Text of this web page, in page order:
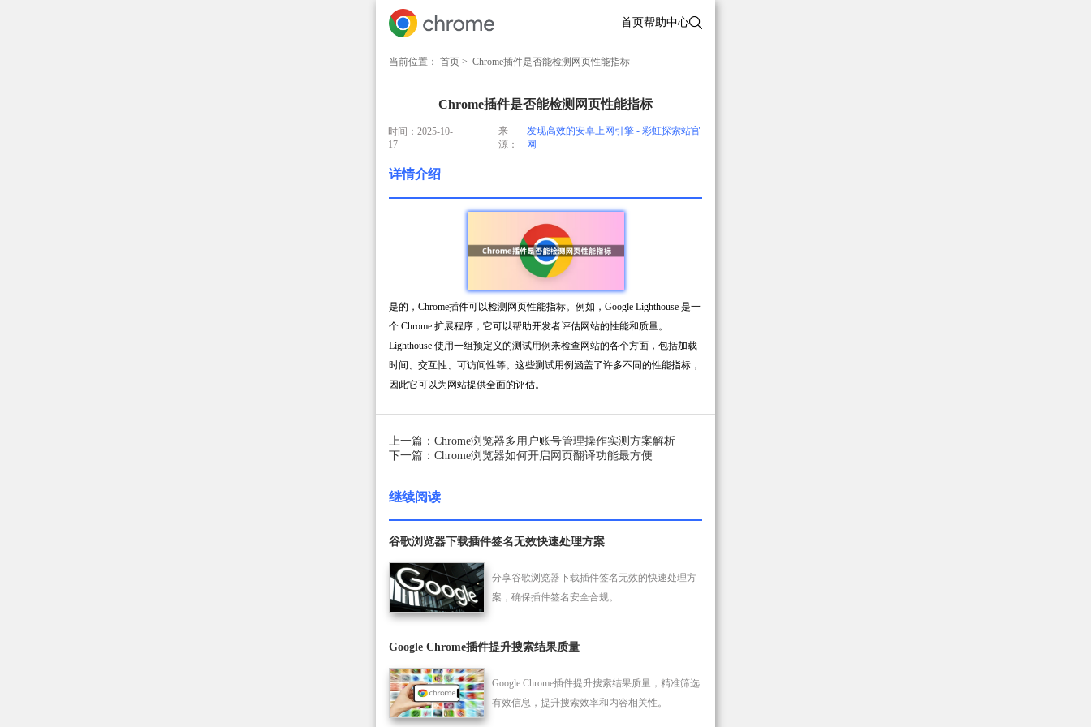
首页帮助中心
当前位置： 首页 > Chrome插件是否能检测网页性能指标
Chrome插件是否能检测网页性能指标
时间：2025-10-
17
来
源：
发现高效的安卓上网引擎 - 彩虹探索站官
网
详情介绍
是的，Chrome插件可以检测网页性能指标。例如，Google Lighthouse 是一
个 Chrome 扩展程序，它可以帮助开发者评估网站的性能和质量。
Lighthouse 使用一组预定义的测试用例来检查网站的各个方面，包括加载
时间、交互性、可访问性等。这些测试用例涵盖了许多不同的性能指标，
因此它可以为网站提供全面的评估。
上一篇：Chrome浏览器多用户账号管理操作实测方案解析
下一篇：Chrome浏览器如何开启网页翻译功能最方便
继续阅读
谷歌浏览器下载插件签名无效快速处理方案
分享谷歌浏览器下载插件签名无效的快速处理方
案，确保插件签名安全合规。
Google Chrome插件提升搜索结果质量
Google Chrome插件提升搜索结果质量，精准筛选
有效信息，提升搜索效率和内容相关性。